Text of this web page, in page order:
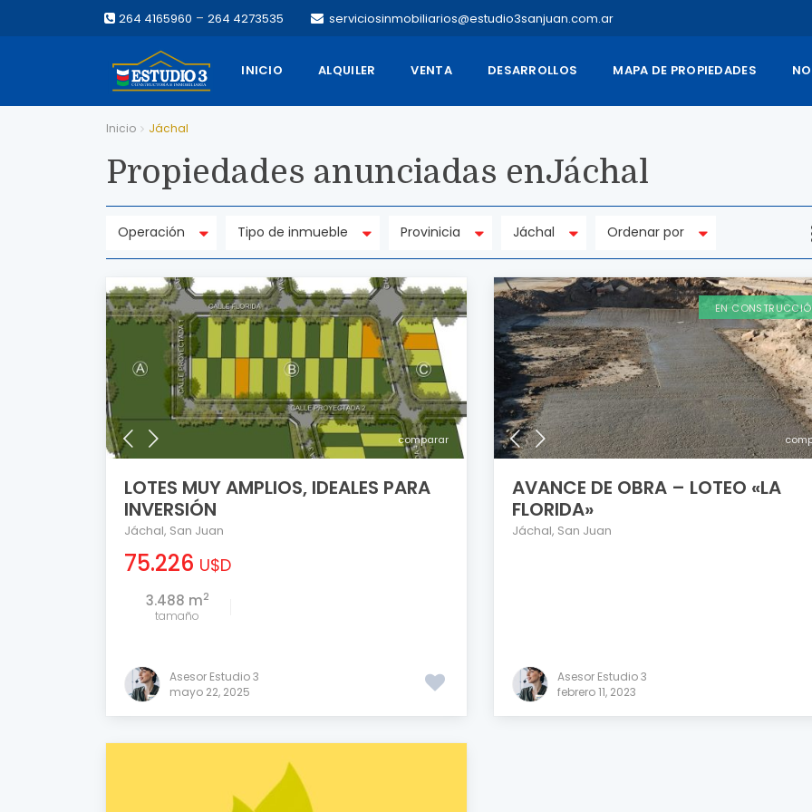
264 4165960 – 264 4273535 serviciosinmobiliarios@estudio3sanjuan.com.ar
INICIO ALQUILER VENTA DESARROLLOS MAPA DE PROPIEDADES
Inicio Jáchal
Propiedades anunciadas enJáchal
Operación Tipo de inmueble Provinicia Jáchal Ordenar por
comparar
LOTES MUY AMPLIOS, IDEALES PARA
INVERSIÓN
Jáchal, San Juan
75.226 U$D
3.488 m2
tamaño
Asesor Estudio 3
mayo 22, 2025
EN
AVANCE DE OBRA – LOTEO «LA
FLORIDA»
Jáchal, San Juan
Asesor Estudio 3
febrero 11, 2023